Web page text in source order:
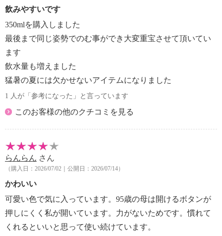
【重さ】
【容量】
・実容量：０．３５リットル
【使用可能 熱／冷源】
・ガス：不可、電磁（ＩＨ）調理器：不可、電熱調理
器：不可、ハロゲン調理器：不可、電子レンジ：不
【商品仕様詳細】
・保冷効力（６時間）：９℃以下
縦置きにした状態で水温が４℃±１℃のときから６時
間放置した場合におけるその水の温度
【メンテナンス】
・食器洗い機：不可、食器乾燥機：不可
※詳細は同梱書類等参照
・ご使用後は、その日のうちにきれいに洗い、十分に
乾かす。
・本体とふたはつけおき洗いをしない。
飲みやすいです
350mlを購入しました
最後まで同じ姿勢でのむ事ができ大変重宝させて頂いてい
ます
飲水量も増えました
猛暑の夏には欠かせないアイテムになりました
1 人が「参考になった」と言っています
このお客様の他のクチコミを見る
らんらん さん
（購入日：2026/07/02｜公開日：2026/07/14）
かわいい
可愛い色で気に入っています。95歳の母は開けるボタンが
押しにくく私が開いています。力がないためです。慣れて
くれるといいと思って使い続けています。